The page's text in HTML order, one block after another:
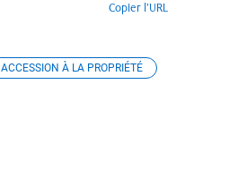
Copier l’URL
ACCESSION À LA PROPRIÉTÉ